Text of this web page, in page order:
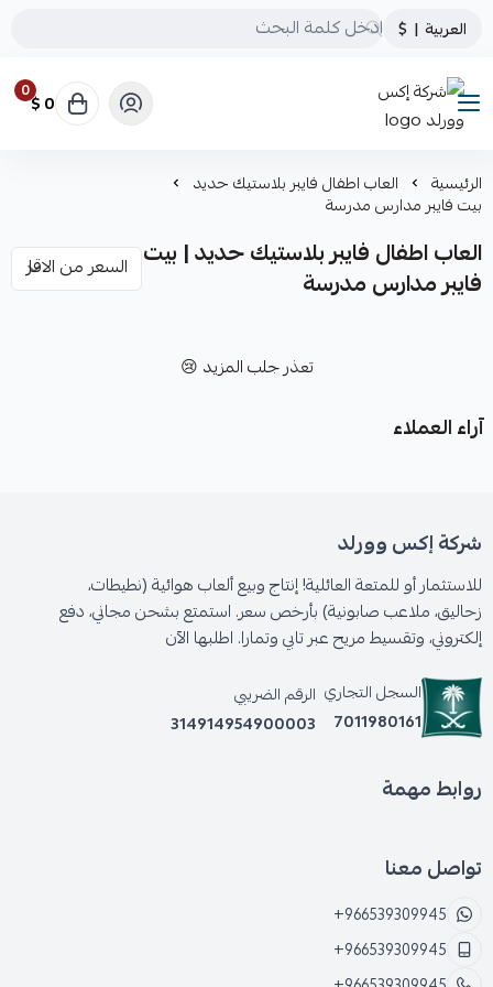
العربية |
$
شركة إكس وورلد
0 0 $
الرئيسية العاب اطفال فايبر بلاستيك حديد
بيت فايبر مدارس مدرسة
العاب اطفال فايبر بلاستيك حديد | بيت
فايبر مدارس مدرسة
تعذر جلب المزيد 😢
آراء العملاء
شركة إكس وورلد
للاستثمار أو للمتعة العائلية! إنتاج وبيع ألعاب هوائية (نطيطات،
زحاليق، ملاعب صابونية) بأرخص سعر. استمتع بشحن مجاني، دفع
إلكتروني، وتقسيط مريح عبر تابي وتمارا. اطلبها الآن
السجل التجاري
7011980161
الرقم الضريبي
314914954900003
روابط مهمة
تواصل معنا
+966539309945
+966539309945